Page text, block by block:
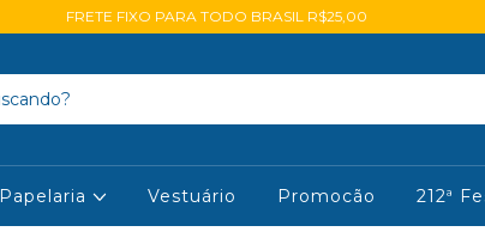
FRETE FIXO PARA TODO BRASIL R$25,00
Papelaria Vestuário Promocão 212ª